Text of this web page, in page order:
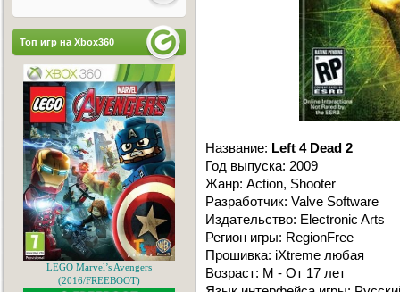
Название: Left 4 Dead 2
Год выпуска: 2009
Жанр: Action, Shooter
Разработчик: Valve Software
Издательство: Electronic Arts
Регион игры: RegionFree
Прошивка: iXtreme любая
Возраст: M - От 17 лет
Топ игр на Xbox360
LEGO Marvel’s Avengers
(2016/FREEBOOT)